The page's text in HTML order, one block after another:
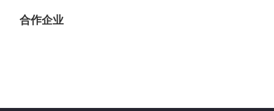
合作企业